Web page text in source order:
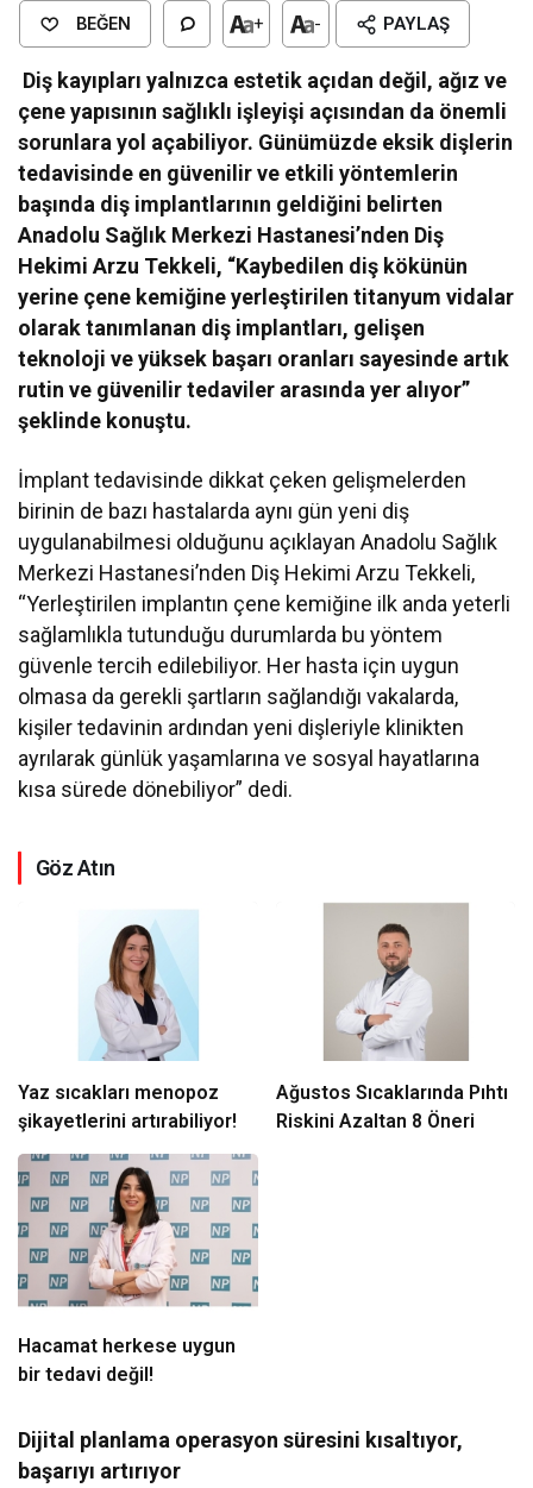
BEĞEN + - PAYLAŞ
Diş kayıpları yalnızca estetik açıdan değil, ağız ve
çene yapısının sağlıklı işleyişi açısından da önemli
sorunlara yol açabiliyor. Günümüzde eksik dişlerin
tedavisinde en güvenilir ve etkili yöntemlerin
başında diş implantlarının geldiğini belirten
Anadolu Sağlık Merkezi Hastanesi’nden Diş
Hekimi Arzu Tekkeli, “Kaybedilen diş kökünün
yerine çene kemiğine yerleştirilen titanyum vidalar
olarak tanımlanan diş implantları, gelişen
teknoloji ve yüksek başarı oranları sayesinde artık
rutin ve güvenilir tedaviler arasında yer alıyor”
şeklinde konuştu.
İmplant tedavisinde dikkat çeken gelişmelerden
birinin de bazı hastalarda aynı gün yeni diş
uygulanabilmesi olduğunu açıklayan Anadolu Sağlık
Merkezi Hastanesi’nden Diş Hekimi Arzu Tekkeli,
“Yerleştirilen implantın çene kemiğine ilk anda yeterli
sağlamlıkla tutunduğu durumlarda bu yöntem
güvenle tercih edilebiliyor. Her hasta için uygun
olmasa da gerekli şartların sağlandığı vakalarda,
kişiler tedavinin ardından yeni dişleriyle klinikten
ayrılarak günlük yaşamlarına ve sosyal hayatlarına
kısa sürede dönebiliyor” dedi.
Göz Atın
Yaz sıcakları menopoz
şikayetlerini artırabiliyor!
Ağustos Sıcaklarında Pıhtı
Riskini Azaltan 8 Öneri
Hacamat herkese uygun
bir tedavi değil!
Dijital planlama operasyon süresini kısaltıyor,
başarıyı artırıyor